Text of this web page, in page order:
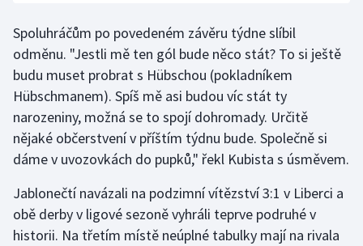
Volejbal
Ostatní
Spoluhráčům po povedeném závěru týdne slíbil
odměnu. "Jestli mě ten gól bude něco stát? To si ještě
budu muset probrat s Hübschou (pokladníkem
Hübschmanem). Spíš mě asi budou víc stát ty
narozeniny, možná se to spojí dohromady. Určitě
nějaké občerstvení v příštím týdnu bude. Společně si
dáme v uvozovkách do pupků," řekl Kubista s úsměvem.
Jablonečtí navázali na podzimní vítězství 3:1 v Liberci a
obě derby v ligové sezoně vyhráli teprve podruhé v
historii. Na třetím místě neúplné tabulky mají na rivala